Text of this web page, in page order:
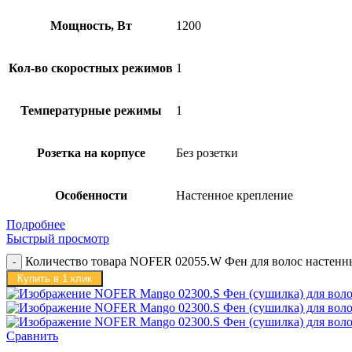
Мощность, Вт 1200
Кол-во скоростных режимов 1
Температурные режимы 1
Розетка на корпусе Без розетки
Особенности Настенное крепление
Подробнее
Быстрый просмотр
Количество товара NOFER 02055.W Фен для волос
Купить в 1 клик
Сравнить